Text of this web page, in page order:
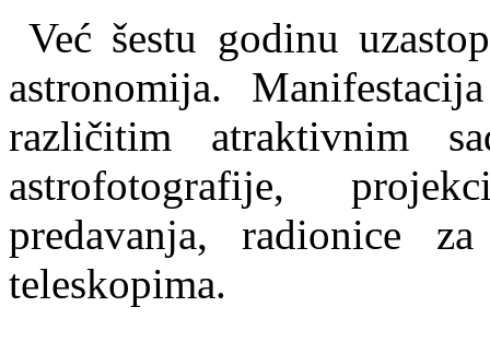
Već šestu godinu
astronomija.
različitim atraktivnim
astrofotografije,
predavanja, radionice
teleskopima.